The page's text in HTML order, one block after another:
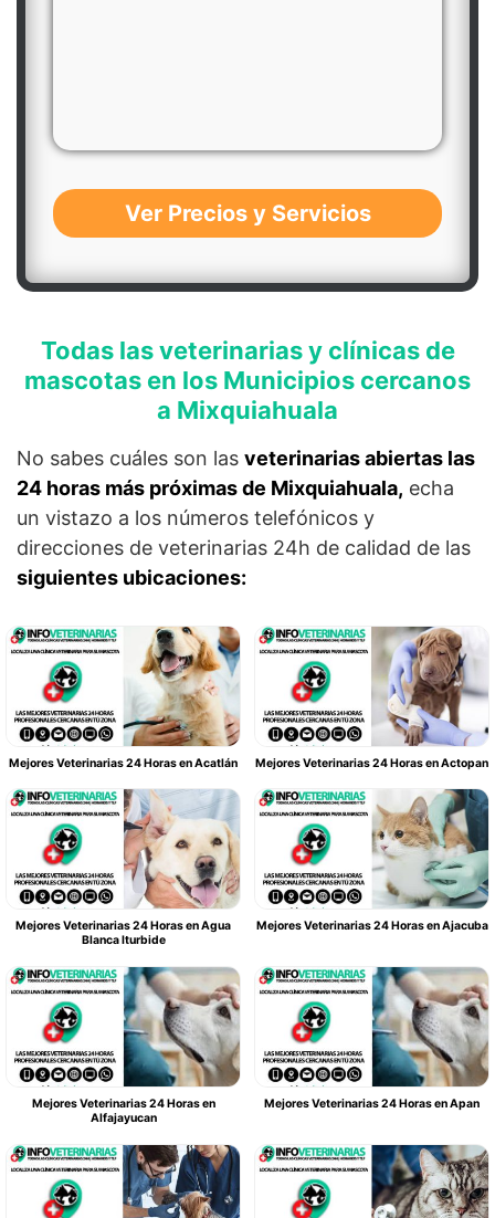
Ver Precios y Servicios
Todas las veterinarias y clínicas de
mascotas en los Municipios cercanos
a Mixquiahuala
No sabes cuáles son las veterinarias abiertas las
24 horas más próximas de Mixquiahuala, echa
un vistazo a los números telefónicos y
direcciones de veterinarias 24h de calidad de las
siguientes ubicaciones:
Mejores Veterinarias 24 Horas en Acatlán Mejores Veterinarias 24 Horas en Actopan
Mejores Veterinarias 24 Horas en Agua
Blanca Iturbide
Mejores Veterinarias 24 Horas en Ajacuba
Mejores Veterinarias 24 Horas en
Alfajayucan
Mejores Veterinarias 24 Horas en Apan